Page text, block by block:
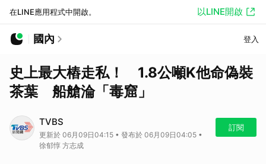
在LINE應用程式中開啟。 以LINE開啟
國內 登入
史上最大樁走私！ 1.8公噸K他命偽裝
茶葉 船艙淪「毒窟」
TVBS
更新於 06月09日04:15 • 發布於 06月09日04:05 •
徐郁惇 方志成
訂閱